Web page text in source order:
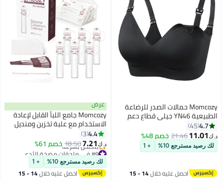
Momcozy حمالات الصدر للرضاعة
الطبيعية YN46 جيلي قطاع دعم
الراحة الأمومة الصدرية سلس لينة
Wirefree الحمل الصدرية
4.7
45
د.ك‏11.01
21.46خصم 48%
لك رصيد مسترجع 10% + 1
احصل عليه خلال 14 - 15
عرض
Momcozy جامع اللبأ القابل لإعادة
الاستخدام مع علبة تخزين ومنديل
قطني، حاوية اللبأ المحمولة خالية
من مادة BPA، جامع متعدد
الاستخدامات
4.4
3
د.ك‏7.21
18.50خصم 61%
#9 في ملحقات مضخة الثدي
أقل سعر في 30 يوم
بتخلّص بسرعة
#9 في ملحقات مضخة الثدي
لك رصيد مسترجع 10% + 1
احصل عليه خلال 14 - 15